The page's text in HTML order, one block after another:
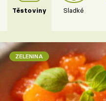
Těstoviny Sladké
ZELENINA